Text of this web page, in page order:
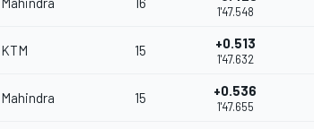
1'47.548
KTM 15 +0.513
1'47.632
Mahindra 15 +0.536
1'47.655